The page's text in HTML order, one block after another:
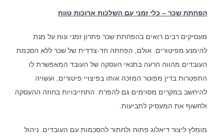
הפחתת שכר – כלי זמני עם השלכות ארוכות טווח
מעסיקים רבים רואים בהפחתת שכר פתרון זמני ונוח על מנת
להימנע מפיטורים. אולם, הפחתה חד-צדדית של שכר ללא הסכמת
העובדים מהווה הרעה בתנאי העסקה של העובד המאפשרת לו
התפטרות בדין מפוטר המזכה אותו בפיצויי פיטורים, ועשויה
להיחשב במקרים מסוימים גם להפרת התחייבויות בחוזה ההעסקה
ולחשוף את המעסיק לתביעות.
מומלץ ליצור דיאלוג פתוח ולחתור להסכמות עם העובדים. ניהול